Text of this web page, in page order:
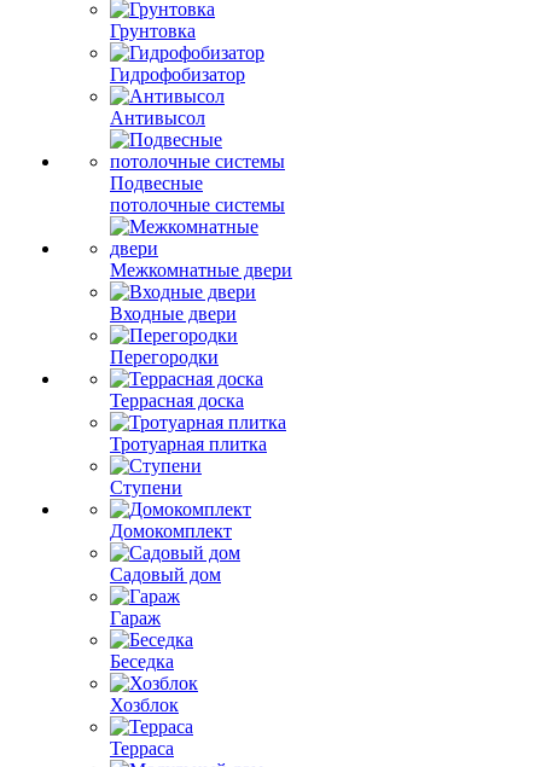
Грунтовка
Гидрофобизатор
Антивысол
Подвесные
потолочные системы
Межкомнатные двери
Входные двери
Перегородки
Террасная доска
Тротуарная плитка
Ступени
Домокомплект
Садовый дом
Гараж
Беседка
Хозблок
Терраса